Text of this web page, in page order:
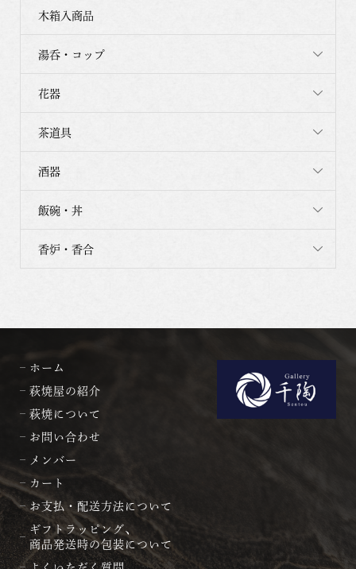
木箱入商品
湯呑・コップ
花器
茶道具
酒器
飯碗・丼
香炉・香合
ホーム
萩焼屋の紹介
萩焼について
お問い合わせ
メンバー
カート
お支払・配送方法について
ギフトラッピング、
商品発送時の包装について